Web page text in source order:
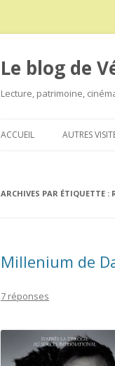
Le blog de
Lecture, patrimoine,
ACCUEIL AUTRES
ARCHIVES PAR ÉTIQUETTE :
Millenium de
7 réponses